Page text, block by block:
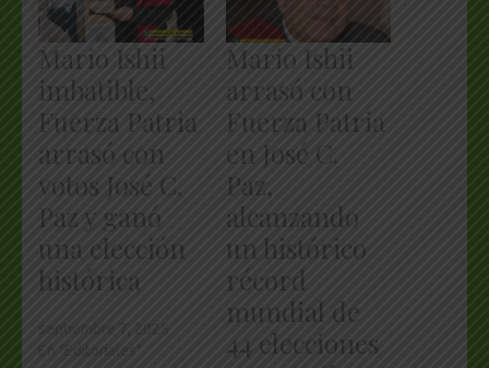
Mario Ishii
imbatible,
Fuerza Patria
arrasó con
votos José C.
Paz y ganó
una elección
histórica
Mario Ishii
arrasó con
Fuerza Patria
en José C.
Paz,
alcanzando
un histórico
récord
mundial de
44 elecciones